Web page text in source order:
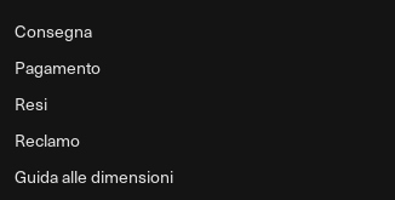
Consegna
Pagamento
Resi
Reclamo
Guida alle dimensioni